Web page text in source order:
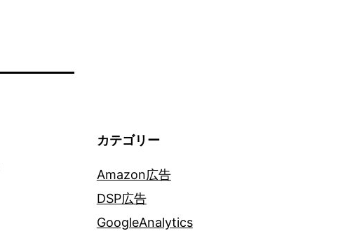
カテゴリー
Amazon広告
DSP広告
GoogleAnalytics